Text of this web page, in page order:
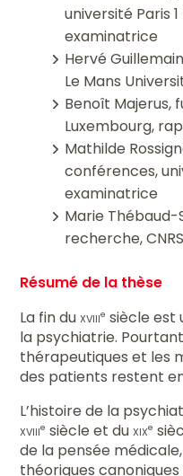
université Paris
examinatrice
Hervé
Le Mans
Benoît Majerus,
Luxembourg,
Mathilde
conférences,
examinatrice
Marie
recherche,
Résumé de la thèse
La fin duxviiie siècle est
la psychiatrie.
thérapeutiques et les
des patients restent
L’histoire de la
xviiie siècle et duxixe
de la pensée
théoriques